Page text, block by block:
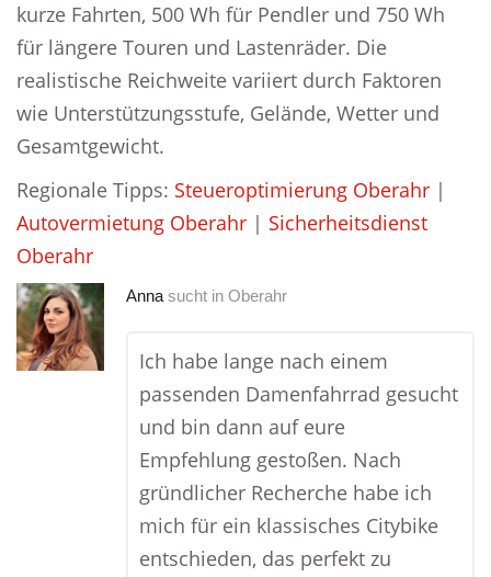
kurze Fahrten, 500 Wh für Pendler und 750 Wh
für längere Touren und Lastenräder. Die
realistische Reichweite variiert durch Faktoren
wie Unterstützungsstufe, Gelände, Wetter und
Gesamtgewicht.
Regionale Tipps: Steueroptimierung Oberahr |
Autovermietung Oberahr | Sicherheitsdienst
Oberahr
Anna sucht in Oberahr
Ich habe lange nach einem
passenden Damenfahrrad gesucht
und bin dann auf eure
Empfehlung gestoßen. Nach
gründlicher Recherche habe ich
mich für ein klassisches Citybike
entschieden, das perfekt zu